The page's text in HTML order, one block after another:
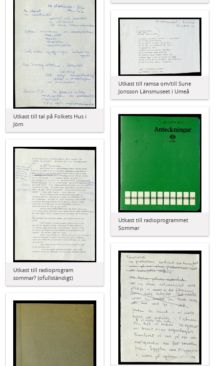
Utkast till tal på Folkets Hus i
Jörn
Utkast till ramsa om/till Sune
Jonsson Länsmuseet i Umeå
Utkast till radioprogrammet
Sommar
Utkast till radioprogram
sommar? (ofullständigt)